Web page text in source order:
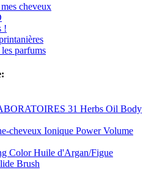
cheveux
!
parfums
31 Herbs Oil Body
cheveux Ionique Power Volume
Color Huile d'Argan/Figue
Brush